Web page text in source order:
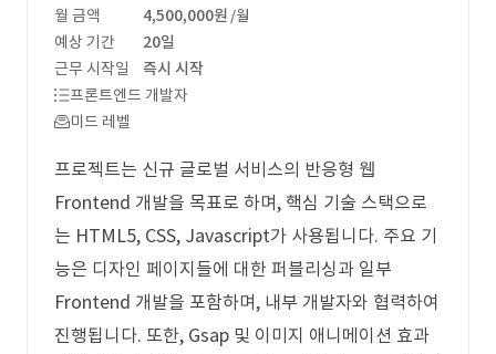
월 금액 4,500,000원 /월
예상 기간
20일
근무 시작일
즉시 시작
프론트엔드 개발자
미드 레벨
프로젝트는 신규 글로벌 서비스의 반응형 웹
Frontend 개발을 목표로 하며, 핵심 기술 스택으로
는 HTML5, CSS, Javascript가 사용됩니다. 주요 기
능은 디자인 페이지들에 대한 퍼블리싱과 일부
Frontend 개발을 포함하며, 내부 개발자와 협력하여
진행됩니다. 또한, Gsap 및 이미지 애니메이션 효과